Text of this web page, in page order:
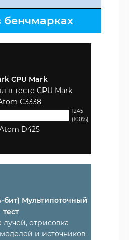
бенчмарках
CPU Mark
в тесте CPU Mark
C3338
1245
(100%)
D425
бит) Мультипоточный
тест
лучей, отрисовка
и источников